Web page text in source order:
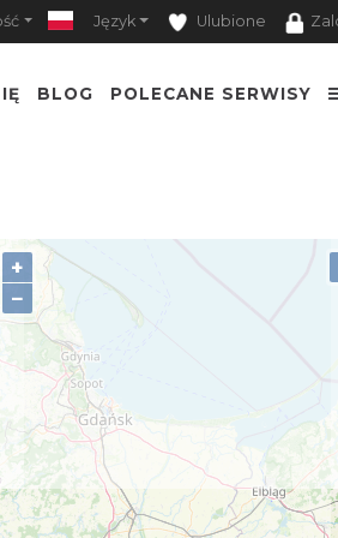
Język Ulubione
BLOG POLECANE SERWISY
+
−